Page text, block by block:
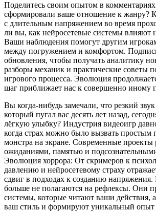
Поделитесь своим опытом в
сформировали ваше отношение к жанру?
с длительным напряжением во время
ли вы, как нейросетевые системы влияют
Ваши наблюдения помогут другим
между погружением и комфортом.
обновления, чтобы получать аналитику
разборы механик и практические советы
игрового процесса. Эволюция
шаг приближает нас к совершенно иному
Вы когда-нибудь замечали, что резкий
который пугал вас десять лет назад,
лёгкую улыбку? Индустрия видеоигр
когда страх можно было вызвать простым
монстра на экране. Современные
ожиданиями, памятью и
Эволюция хоррора: От скримеров к
давлению и нейросетевому страху
сдвиг в подходах к созданию напряжения.
больше не полагаются на рефлексы. Они
системы, которые читают ваши действия,
ваш стиль и формируют уникальный опыт